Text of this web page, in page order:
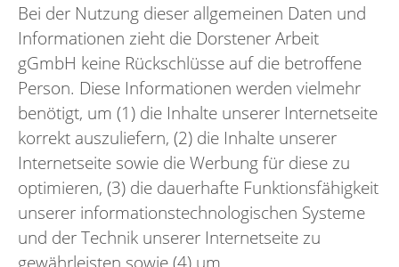
Bei der Nutzung dieser allgemeinen Daten und
Informationen zieht die Dorstener Arbeit
gGmbH keine Rückschlüsse auf die betroffene
Person. Diese Informationen werden vielmehr
benötigt, um (1) die Inhalte unserer Internetseite
korrekt auszuliefern, (2) die Inhalte unserer
Internetseite sowie die Werbung für diese zu
optimieren, (3) die dauerhafte Funktionsfähigkeit
unserer informationstechnologischen Systeme
und der Technik unserer Internetseite zu